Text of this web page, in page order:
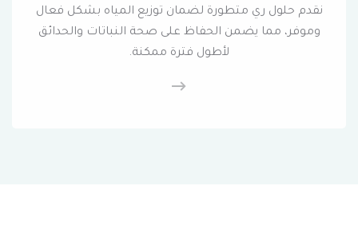
نقدم حلول ري متطورة لضمان توزيع المياه بشكل فعال
وموفر، مما يضمن الحفاظ على صحة النباتات والحدائق
لأطول فترة ممكنة.